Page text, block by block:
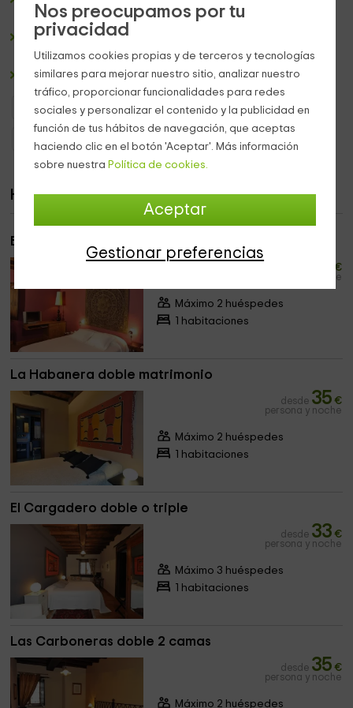
Nos preocupamos por tu
privacidad
Utilizamos cookies propias y de terceros y tecnologías
similares para mejorar nuestro sitio, analizar nuestro
tráfico, proporcionar funcionalidades para redes
sociales y personalizar el contenido y la publicidad en
función de tus hábitos de navegación, que aceptas
haciendo clic en el botón 'Aceptar'. Más información
sobre nuestra Política de cookies.
Aceptar
Gestionar preferencias
tradición desde el interior del alojamiento.
Unaterraza con mesas y sillas
vistas de losjardines.
Un espectacularhórreo de color azulen el exterior.
Hoteles con encanto Galicia Hoteles con encanto Lugo
Habitaciones
El Malecón doble de matrimonio
€
persona y noche
Máximo 2 huéspedes
1 habitaciones
La Habanera doble matrimonio
desde 35 €
persona y noche
Máximo 2 huéspedes
1 habitaciones
El Cargadero doble o triple
desde 33 €
persona y noche
Máximo 3 huéspedes
1 habitaciones
Las Carboneras doble 2 camas
desde 35 €
persona y noche
Máximo 2 huéspedes